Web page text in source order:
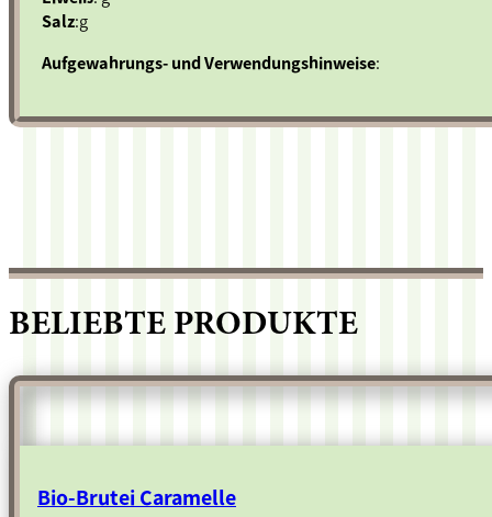
Salz:g
Aufgewahrungs- und Verwendungshinweise:
BELIEBTE PRODUKTE
Bio-Brutei Caramelle